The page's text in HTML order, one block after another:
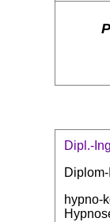
Dipl.-
hypno-